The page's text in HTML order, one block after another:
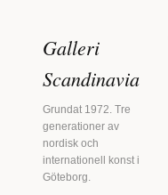
Galleri
Scandinavia
Grundat 1972. Tre
generationer av
nordisk och
internationell konst i
Göteborg.